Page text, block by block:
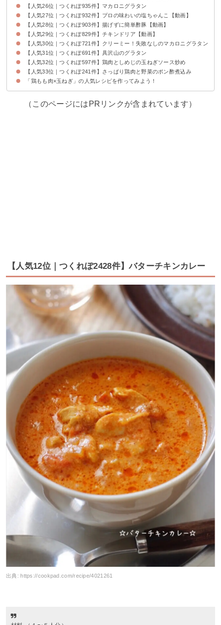
【人気26位｜つくれぽ935件】マカロニグラタン
【人気27位｜つくれぽ932件】プロの味わいの塩ちゃんこ【動画】
【人気28位｜つくれぽ903件】揚げずに簡単酢豚【動画】
【人気29位｜つくれぽ829件】チキンドリア【動画】
【人気30位｜つくれぽ721件】クリーミー！失敗なしのマカロニグラタン
【人気31位｜つくれぽ691件】具沢山のグラタン
【人気32位｜つくれぽ597件】鶏肉としめじの玉ねぎソース炒め
【人気33位｜つくれぽ241件】さっぱり鶏肉と野菜のポン酢煮込み
「鶏もも肉×玉ねぎ」の人気レシピを作ってみよう！
（このページにはPRリンクが含まれています）
【人気12位｜つくれぽ2428件】バターチキンカレー
出典: https://cookpad.com/recipe/4021261